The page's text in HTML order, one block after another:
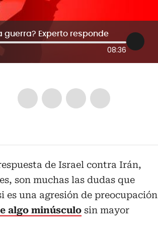
Experto responde
08:36
de Israel contra Irán,
son muchas las dudas que
es una agresión de preocupación
algo minúsculo sin mayor